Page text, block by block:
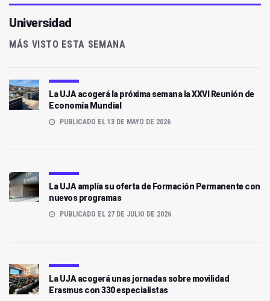
Universidad
MÁS VISTO ESTA SEMANA
La UJA acogerá la próxima semana la XXVI Reunión de
Economía Mundial
PUBLICADO EL 13 DE MAYO DE 2026
La UJA amplía su oferta de Formación Permanente con
nuevos programas
PUBLICADO EL 27 DE JULIO DE 2026
La UJA acogerá unas jornadas sobre movilidad
Erasmus con 330 especialistas